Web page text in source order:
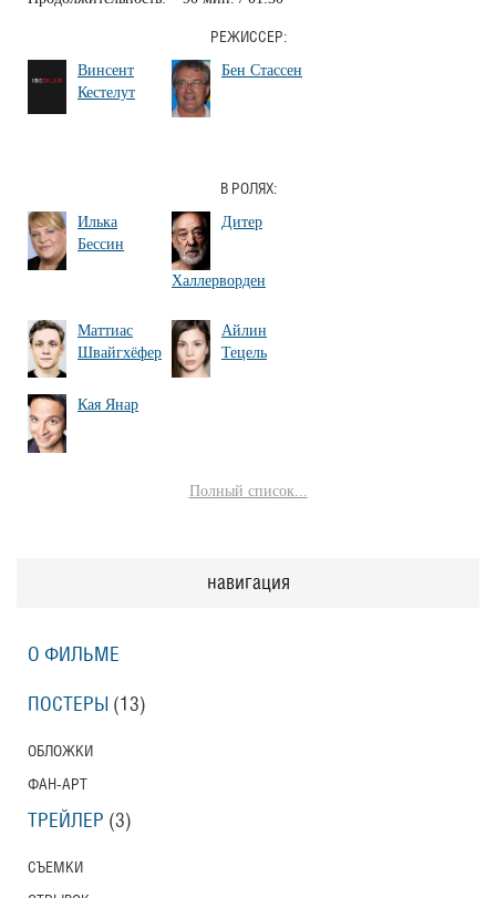
РЕЖИССЕР:
Винсент
Кестелут
Бен Стассен
В РОЛЯХ:
Илька
Бессин
Дитер
Халлерворден
Маттиас
Швайгхёфер
Айлин
Тецель
Кая Янар
Полный список...
навигация
О ФИЛЬМЕ
ПОСТЕРЫ (13)
ОБЛОЖКИ
ФАН-АРТ
ТРЕЙЛЕР (3)
СЪЕМКИ